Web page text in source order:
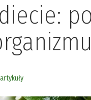
artykuły